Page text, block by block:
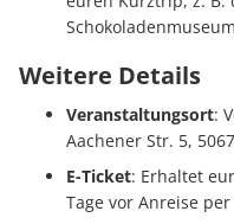
Weitere Details
Veranstaltungsort:
Aachener Str. 5,
E-Ticket: Erhaltet
Tage vor Anreise per